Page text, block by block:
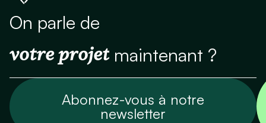
On parle de
votre projet maintenant ?
Abonnez-vous à notre
newsletter